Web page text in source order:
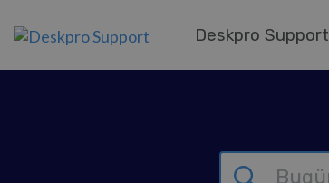
Deskpro Support